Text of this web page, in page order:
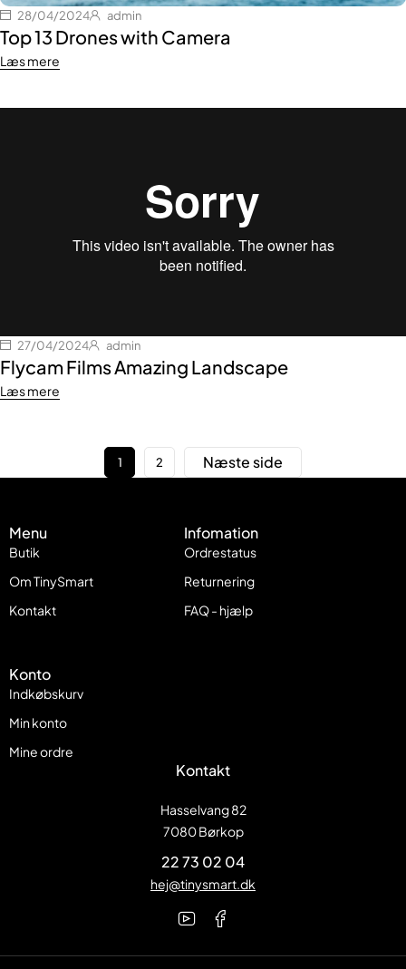
28/04/2024 admin
Top 13 Drones with Camera
Læs mere
27/04/2024 admin
Flycam Films Amazing Landscape
Læs mere
1 2 Næste side
Menu
Butik
Om TinySmart
Kontakt
Infomation
Ordrestatus
Returnering
FAQ - hjælp
Konto
Indkøbskurv
Min konto
Mine ordre
Kontakt
Hasselvang 82
7080 Børkop
22 73 02 04
hej@tinysmart.dk